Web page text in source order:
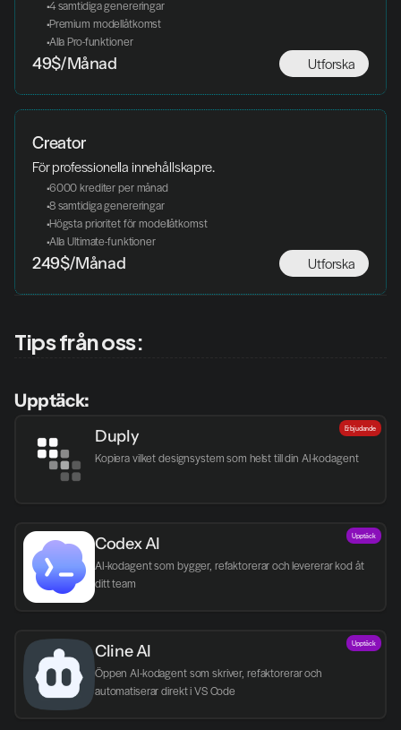
4 samtidiga genereringar
Premium modellåtkomst
Alla Pro-funktioner
Utforska
49$/Månad
Creator
För professionella innehållskapre.
6000 krediter per månad
8 samtidiga genereringar
Högsta prioritet för modellåtkomst
Alla Ultimate-funktioner
Utforska
249$/Månad
Tips från oss:
Upptäck:
Duply
Kopiera vilket designsystem som helst till din AI-kodagent
Erbjudande
Codex AI
AI-kodagent som bygger, refaktorerar och levererar kod åt
ditt team
Upptäck
Cline AI
Öppen AI-kodagent som skriver, refaktorerar och
automatiserar direkt i VS Code
Upptäck